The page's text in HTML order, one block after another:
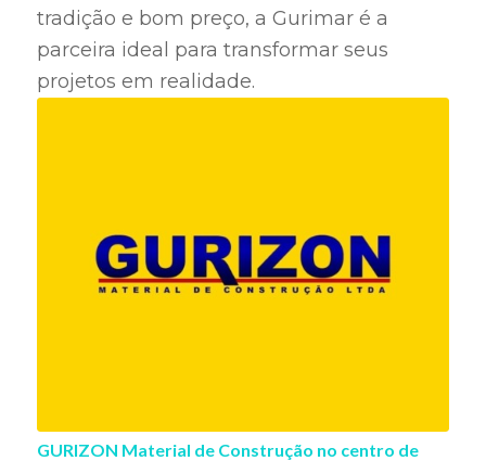
tradição e bom preço, a Gurimar é a
parceira ideal para transformar seus
projetos em realidade.
GURIZON Material de Construção no centro de